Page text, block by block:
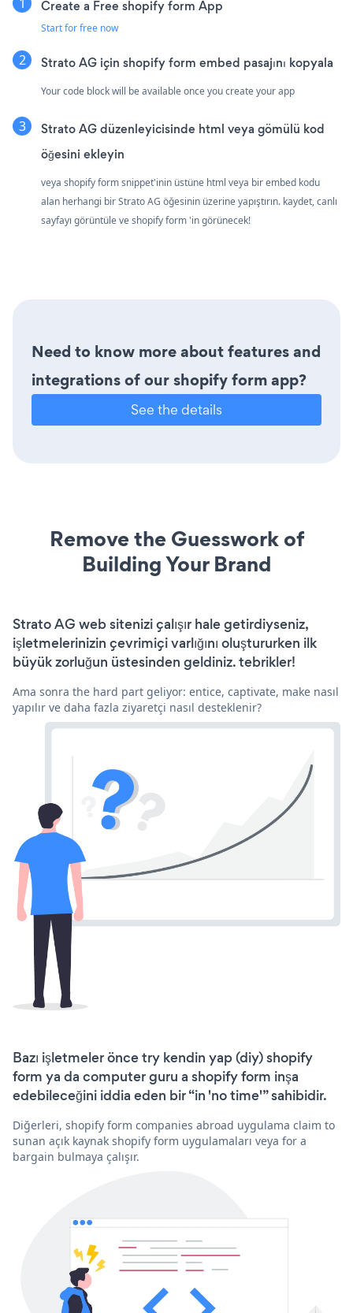
Create a Free shopify form App
Start for free now
Strato AG için shopify form embed pasajını kopyala
Your code block will be available once you create your app
Strato AG düzenleyicisinde html veya gömülü kod
öğesini ekleyin
veya shopify form snippet'inin üstüne html veya bir embed kodu
alan herhangi bir Strato AG öğesinin üzerine yapıştırın. kaydet, canlı
sayfayı görüntüle ve shopify form 'in görünecek!
Need to know more about features and
integrations of our shopify form app?
See the details
Remove the Guesswork of
Building Your Brand
Strato AG web sitenizi çalışır hale getirdiyseniz,
işletmelerinizin çevrimiçi varlığını oluştururken ilk
büyük zorluğun üstesinden geldiniz. tebrikler!
Ama sonra the hard part geliyor: entice, captivate, make nasıl
yapılır ve daha fazla ziyaretçi nasıl desteklenir?
Bazı işletmeler önce try kendin yap (diy) shopify
form ya da computer guru a shopify form inşa
edebileceğini iddia eden bir “in 'no time'” sahibidir.
Diğerleri, shopify form companies abroad uygulama claim to
sunan açık kaynak shopify form uygulamaları veya for a
bargain bulmaya çalışır.